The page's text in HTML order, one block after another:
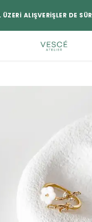
ALIŞVERİŞLER DE